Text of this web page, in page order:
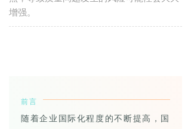
增强。
前言
随着企业国际化程度的不断提高，国